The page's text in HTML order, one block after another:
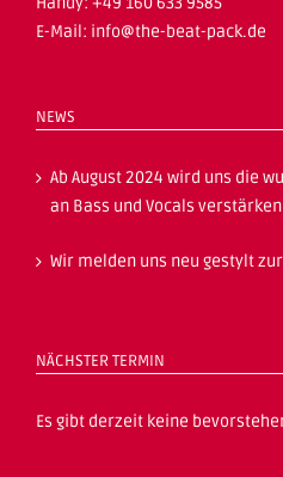
E-Mail: info@the-beat-pack.de
NEWS
Ab August 2024 wird uns die
an Bass und Vocals verstärken
Wir melden uns neu gestylt
NÄCHSTER TERMIN
Es gibt derzeit keine